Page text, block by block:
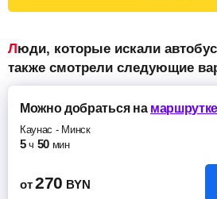
Люди, которые искали автобусы Каунас – Минск,
также смотрели следующие
Можно добратьсяна маршрутке
Каунас - Минск
5 ч 50 мин
от 270 BYN